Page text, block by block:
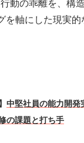
動の乖離を、構
を軸にした現実的
中堅社員の能力開発
の課題と打ち手